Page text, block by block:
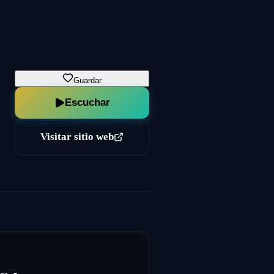
Guardar
Escuchar
Visitar sitio web